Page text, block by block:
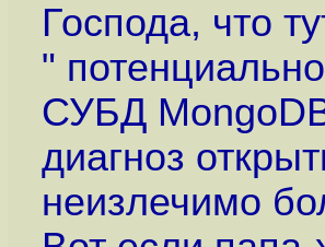
Господа, что
"
СУБД
диагноз
неизлечимо